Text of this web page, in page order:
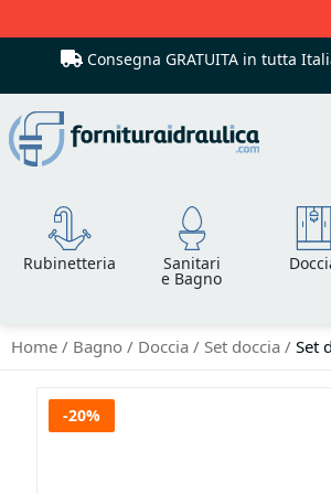
Consegna GRATUITA in tutta
Rubinetteria Sanitari
e Bagno
Home Bagno Doccia Set doccia Set
Vai
-20%